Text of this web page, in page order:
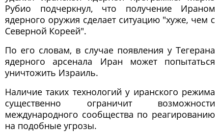
Рубио подчеркнул, что получение Ираном
ядерного оружия сделает ситуацию "хуже, чем с
Северной Кореей".
По его словам, в случае появления у Тегерана
ядерного арсенала Иран может попытаться
уничтожить Израиль.
Наличие таких технологий у иранского режима
существенно ограничит возможности
международного сообщества по реагированию
на подобные угрозы.